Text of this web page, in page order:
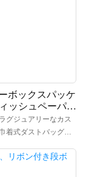
ボックスパッケ
ッシュペーパー
グジュアリーなカス
着式ダストバッグ、
基づいて製造されて
の利点を持つジュエ